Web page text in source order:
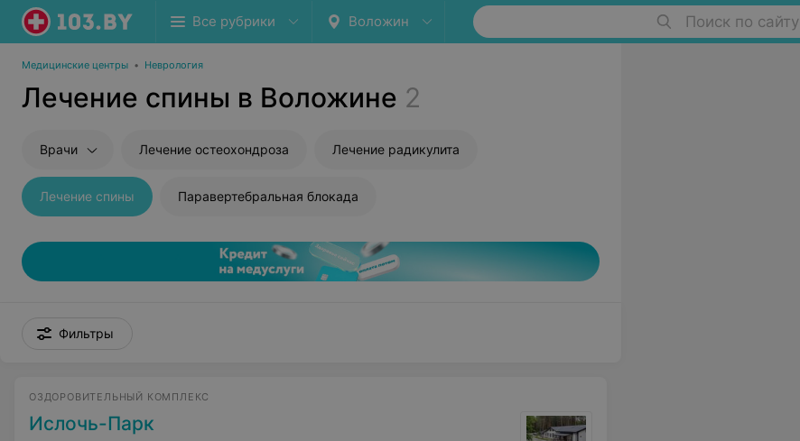
Все рубрики Воложин Поиск по сайту
Медицинские центры • Неврология
Лечение спины в Воложине 2
Врачи Лечение остеохондроза Лечение радикулита
Лечение спины Паравертебральная блокада
Фильтры
ОЗДОРОВИТЕЛЬНЫЙ КОМПЛЕКС
Ислочь-Парк